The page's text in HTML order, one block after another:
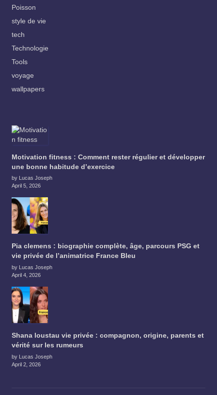
Poisson
style de vie
tech
Technologie
Tools
voyage
wallpapers
Motivation fitness : Comment rester régulier et développer
une bonne habitude d’exercice
by Lucas Joseph
April 5, 2026
Pia clemens : biographie complète, âge, parcours PSG et
vie privée de l’animatrice France Bleu
by Lucas Joseph
April 4, 2026
Shana loustau vie privée : compagnon, origine, parents et
vérité sur les rumeurs
by Lucas Joseph
April 2, 2026